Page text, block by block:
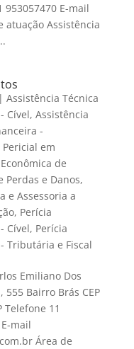
953057470 E-mail
atuação Assistência
| Assistência Técnica
Cível, Assistência
-
em
de
Perdas e Danos,
e Assessoria a
, Perícia
Cível, Perícia
Tributária e Fiscal
Emiliano Dos
555 Bairro Brás CEP
Telefone 11
mail
Área de